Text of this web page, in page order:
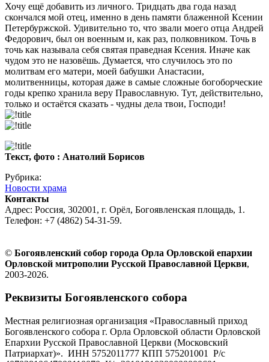
Хочу ещё добавить из личного. Тридцать два года назад
скончался мой отец, именно в день памяти блаженной Ксении
Петербуржской. Удивительно то, что звали моего отца Андрей
Федорович, был он военным и, как раз, полковником. Точь в
точь как называла себя святая праведная Ксения. Иначе как
чудом это не назовёшь. Думается, что случилось это по
молитвам его матери, моей бабушки Анастасии,
молитвенницы, которая даже в самые сложные богоборческие
годы крепко хранила веру Православную. Тут, действительно,
только и остаётся сказать - чудны дела твои, Господи!
Текст, фото : Анатолий Борисов
Рубрика:
Новости храма
Контакты
Адрес: Россия, 302001, г. Орёл, Богоявленская площадь, 1.
Телефон: +7 (4862) 54-31-59.
© Богоявленский собор города Орла Орловской епархии
Орловской митрополии Русской Православной Церкви,
2003-2026.
Реквизиты Богоявленского собора
Местная религиозная организация «Православный приход
Богоявленского собора г. Орла Орловской области Орловской
Епархии Русской Православной Церкви (Московский
Патриархат)». ИНН 5752011777 КПП 575201001 Р/с